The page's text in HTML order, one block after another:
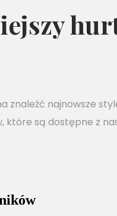
znaleźć najnowsze
które są dostępne z